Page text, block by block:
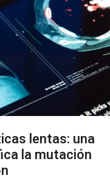
lentas: una
la mutación